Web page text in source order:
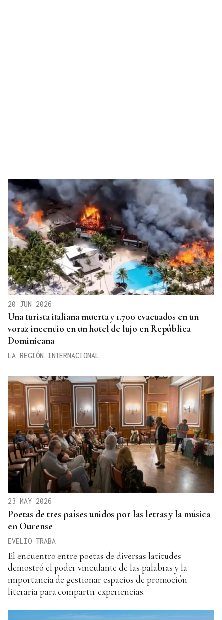
20 JUN 2026
Una turista italiana muerta y 1.700 evacuados en un
voraz incendio en un hotel de lujo en República
Dominicana
LA REGIÓN INTERNACIONAL
23 MAY 2026
Poetas de tres países unidos por las letras y la música
en Ourense
EVELIO TRABA
El encuentro entre poetas de diversas latitudes
demostró el poder vinculante de las palabras y la
importancia de gestionar espacios de promoción
literaria para compartir experiencias.